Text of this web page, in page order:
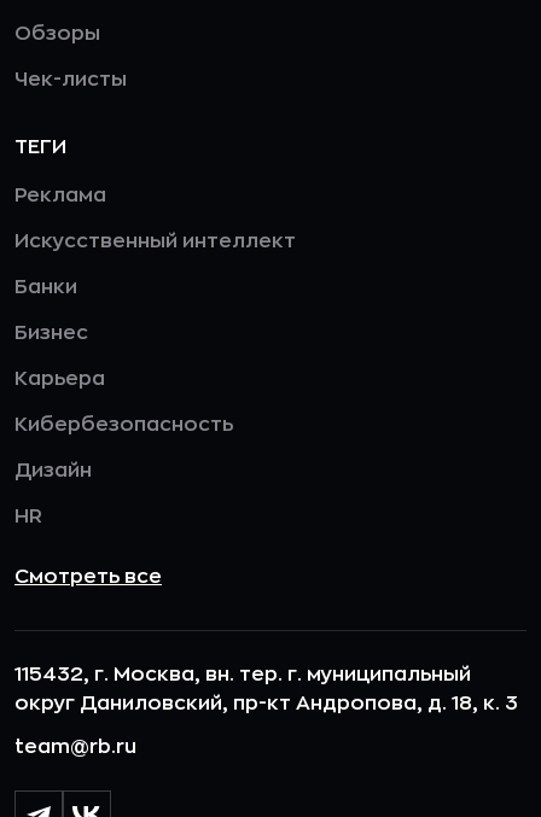
Обзоры
Чек-листы
ТЕГИ
Реклама
Искусственный интеллект
Банки
Бизнес
Карьера
Кибербезопасность
Дизайн
HR
Смотреть все
115432, г. Москва, вн. тер. г. муниципальный
округ Даниловский, пр-кт Андропова, д. 18, к. 3
team@rb.ru